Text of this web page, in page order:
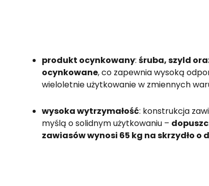
produkt ocynkowany: śruba, szyld
ocynkowane, co zapewnia wysoką
wieloletnie użytkowanie w zmiennych
wysoka wytrzymałość: konstrukcja
myślą o solidnym użytkowaniu –
zawiasów wynosi 65 kg na skrzydło o